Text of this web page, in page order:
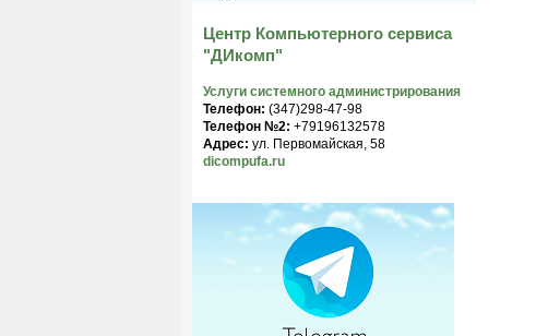
Центр Компьютерного сервиса
"ДИкомп"
Услуги системного администрирования
Телефон: (347)298-47-98
Телефон №2: +79196132578
Адрес: ул. Первомайская, 58
dicompufa.ru